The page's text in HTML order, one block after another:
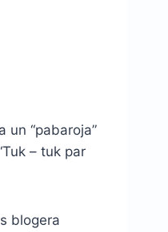
un “pabaroja”
– tuk par
blogera